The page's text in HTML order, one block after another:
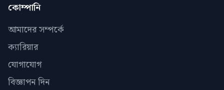
কোম্পানি
আমাদের সম্পর্কে
ক্যারিয়ার
যোগাযোগ
বিজ্ঞাপন দিন